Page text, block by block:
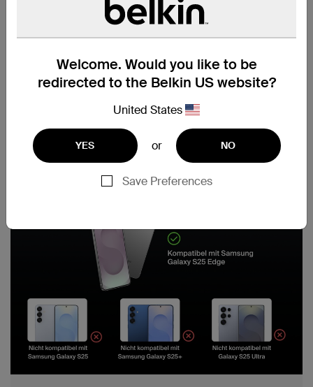
Welcome. Would you like to be
redirected to the Belkin US website?
United States
YES or NO
Save Preferences